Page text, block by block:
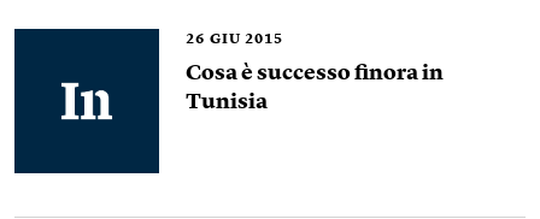
26 GIU 2015
Cosa è successo finora in
Tunisia